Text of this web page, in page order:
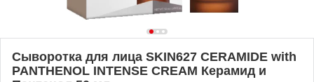
Сыворотка для лица SKIN627 CERAMIDE with
PANTHENOL INTENSE CREAM Керамид и